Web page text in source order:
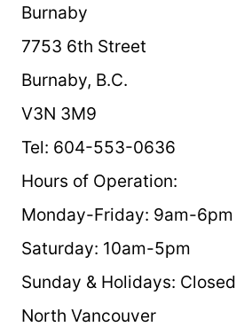
Burnaby
7753 6th Street
Burnaby, B.C.
V3N 3M9
Tel: 604-553-0636
Hours of Operation:
Monday-Friday: 9am-6pm
Saturday: 10am-5pm
Sunday & Holidays: Closed
North Vancouver